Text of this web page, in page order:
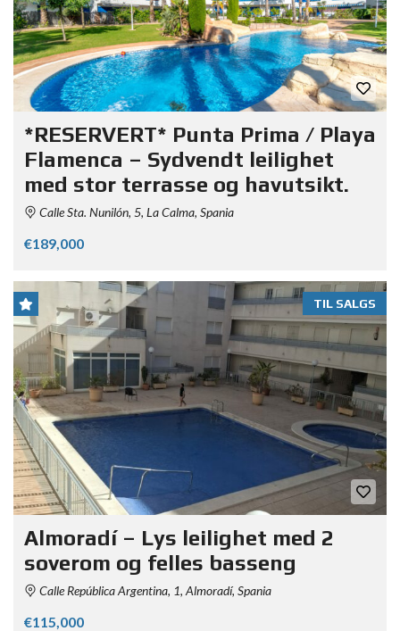
*RESERVERT* Punta Prima / Playa
Flamenca – Sydvendt leilighet
med stor terrasse og havutsikt.
Calle Sta. Nunilón, 5, La Calma, Spania
€189,000
TIL SALGS
Almoradí – Lys leilighet med 2
soverom og felles basseng
Calle República Argentina, 1, Almoradí, Spania
€115,000